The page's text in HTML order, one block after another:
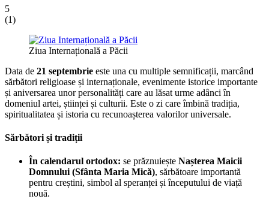
5
(1)
Ziua Internațională a Păcii
Data de 21 septembrie este una cu multiple semnificații, marcând
sărbători religioase și internaționale, evenimente istorice importante
și aniversarea unor personalități care au lăsat urme adânci în
domeniul artei, științei și culturii. Este o zi care îmbină tradiția,
spiritualitatea și istoria cu recunoașterea valorilor universale.
Sărbători și tradiții
În calendarul ortodox: se prăznuiește Nașterea Maicii
Domnului (Sfânta Maria Mică), sărbătoare importantă
pentru creștini, simbol al speranței și începutului de viață
nouă.